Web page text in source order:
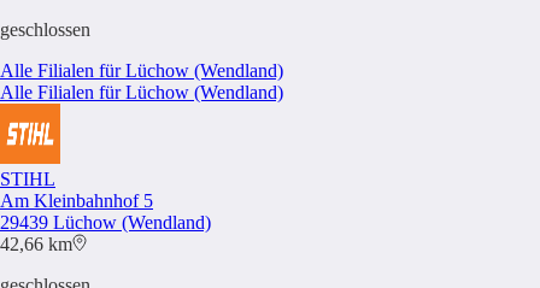
geschlossen
Alle Filialen für Lüchow (Wendland)
Alle Filialen für Lüchow (Wendland)
STIHL
Am Kleinbahnhof 5
29439 Lüchow (Wendland)
42,66 km